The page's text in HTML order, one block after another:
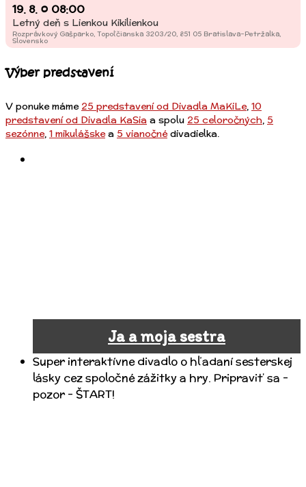
19. 8. o 08:00
Letný deň s Lienkou Kikilienkou
Rozprávkový Gašparko, Topoľčianska 3203/20, 851 05 Bratislava-Petržalka,
Slovensko
Výber predstavení
V ponuke máme 25 predstavení od Divadla MaKiLe, 10
predstavení od Divadla KaSia a spolu 25 celoročných, 5
sezónne, 1 mikulášskea 5 vianočnédivadielka.
Ja a moja sestra
Super interaktívne divadlo o hľadaní sesterskej
lásky cez spoločné zážitky a hry. Pripraviť sa –
pozor – ŠTART!